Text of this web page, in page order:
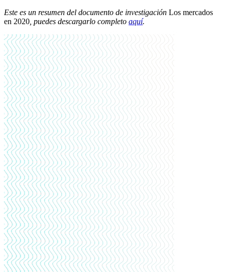
Este es un resumen del documento de investigación Los mercados
en 2020 , puedes descargarlo completo aquí.